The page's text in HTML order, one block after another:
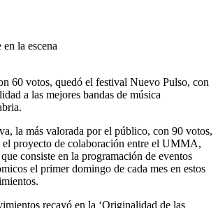
la escena
60 votos, quedó el festival Nuevo Pulso, con
a las mejores bandas de música
la más valorada por el público, con 90 votos,
el proyecto de colaboración entre el UMMA,
consiste en la programación de eventos
el primer domingo de cada mes en estos
recayó en la ‘Originalidad de las